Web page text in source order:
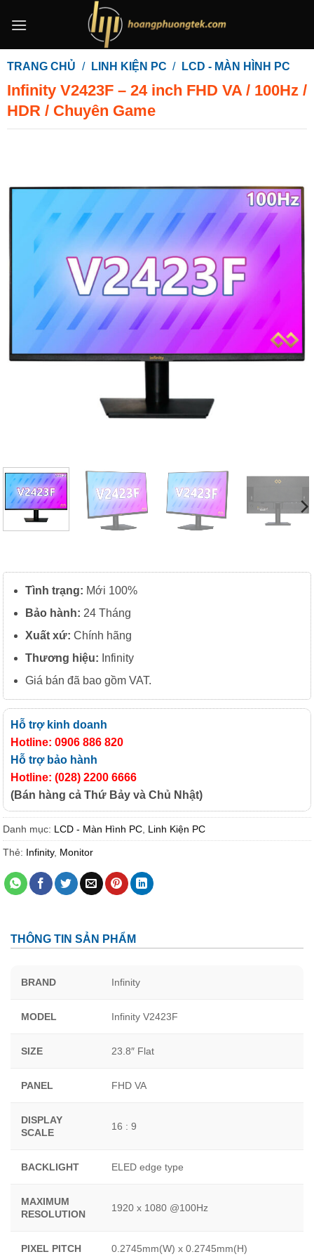
qua
dung
TRANG CHỦ / LINH KIỆN PC / LCD - MÀN HÌNH PC
Infinity V2423F – 24 inch FHD VA / 100Hz /
HDR / Chuyên Game
Tình trạng: Mới 100%
Bảo hành: 24 Tháng
Xuất xứ: Chính hãng
Thương hiệu: Infinity
Giá bán đã bao gồm VAT.
Hỗ trợ kinh doanh
Hotline: 0906 886 820
Hỗ trợ bảo hành
Hotline: (028) 2200 6666
(Bán hàng cả Thứ Bảy và Chủ Nhật)
Danh mục: LCD - Màn Hình PC Linh Kiện PC
Thẻ: Infinity, Monitor
THÔNG TIN SẢN PHẨM
BRAND Infinity
MODEL Infinity V2423F
SIZE 23.8″ Flat
PANEL FHD VA
DISPLAY
SCALE
16 : 9
BACKLIGHT ELED edge type
MAXIMUM
RESOLUTION
1920 x 1080 @100Hz
PIXEL PITCH 0.2745mm(W) x 0.2745mm(H)